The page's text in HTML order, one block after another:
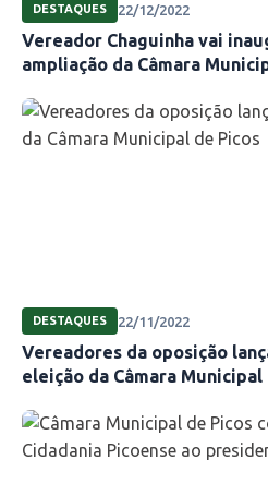
DESTAQUES 22/12/2022
Vereador Chaguinha vai
ampliação da Câmara
DESTAQUES 22/11/2022
Vereadores da oposição
eleição da Câmara Municipal